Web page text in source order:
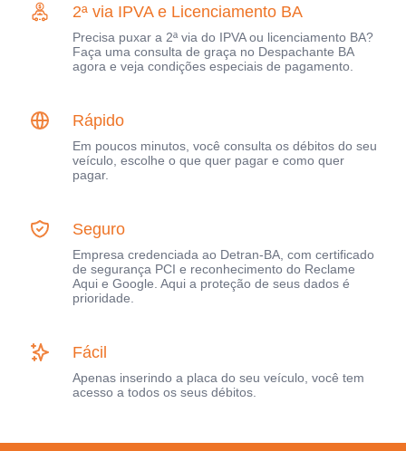
2ª via IPVA e Licenciamento BA
Precisa puxar a 2ª via do IPVA ou licenciamento BA?
Faça uma consulta de graça no Despachante BA
agora e veja condições especiais de pagamento.
Rápido
Em poucos minutos, você consulta os débitos do seu
veículo, escolhe o que quer pagar e como quer
pagar.
Seguro
Empresa credenciada ao Detran-BA, com certificado
de segurança PCI e reconhecimento do Reclame
Aqui e Google. Aqui a proteção de seus dados é
prioridade.
Fácil
Apenas inserindo a placa do seu veículo, você tem
acesso a todos os seus débitos.